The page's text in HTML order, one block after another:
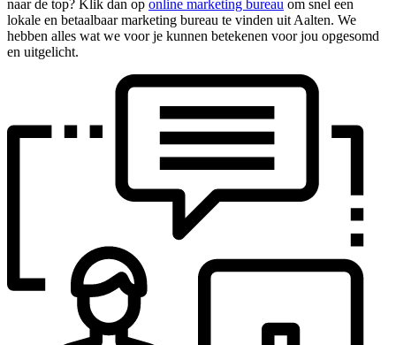
naar de top? Klik dan op online marketing bureau om snel een
lokale en betaalbaar marketing bureau te vinden uit Aalten. We
hebben alles wat we voor je kunnen betekenen voor jou opgesomd
en uitgelicht.